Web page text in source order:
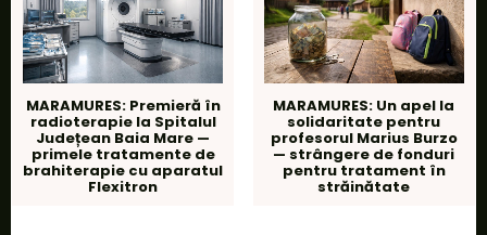
MARAMURES: Premieră în
radioterapie la Spitalul
Județean Baia Mare —
primele tratamente de
brahiterapie cu aparatul
Flexitron
MARAMURES: Un apel la
solidaritate pentru
profesorul Marius Burzo
— strângere de fonduri
pentru tratament în
străinătate